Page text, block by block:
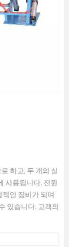
하고, 두 개의 실
사용됩니다. 전원
인 장비가 되며
있습니다. 고객의